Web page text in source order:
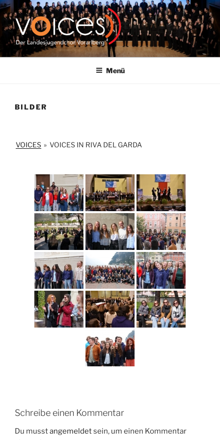
Zum
Inhalt
springen
VOICES |
LANDESJUGENDCHOR
Menü
BILDER
VOICES » VOICES IN RIVA DEL GARDA
Schreibe einen Kommentar
Du musstangemeldetsein, um einen Kommentar